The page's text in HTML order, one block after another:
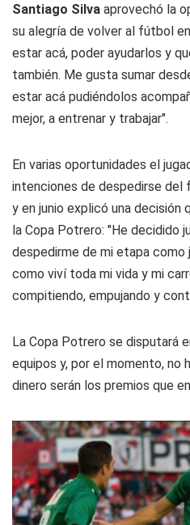
Santiago Silva aprovechó la
su alegría de volver al fútbol
estar acá, poder ayudarlos y
también. Me gusta sumar
estar acá pudiéndolos
mejor, a entrenar y trabajar".
En varias oportunidades el
intenciones de despedirse del
y en junio explicó una decisión
la Copa Potrero: "He decidido
despedirme de mi etapa como
como viví toda mi vida y mi
compitiendo, empujando y
La Copa Potrero se disputará
equipos y, por el momento, no
dinero serán los premios que